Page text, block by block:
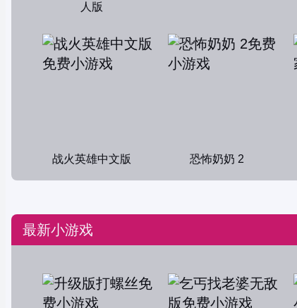
人版
战火英雄中文版 恐怖奶奶 2
最新小游戏